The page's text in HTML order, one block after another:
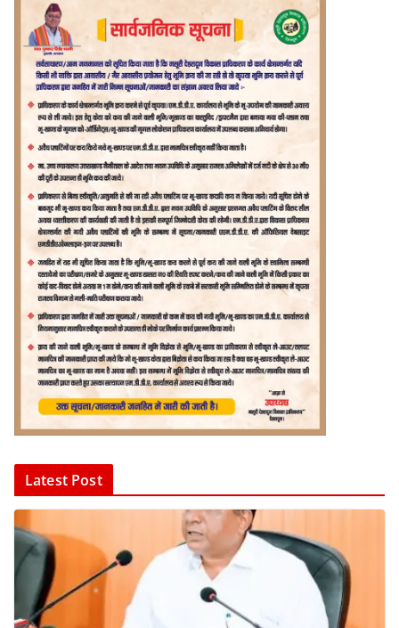
Latest Post